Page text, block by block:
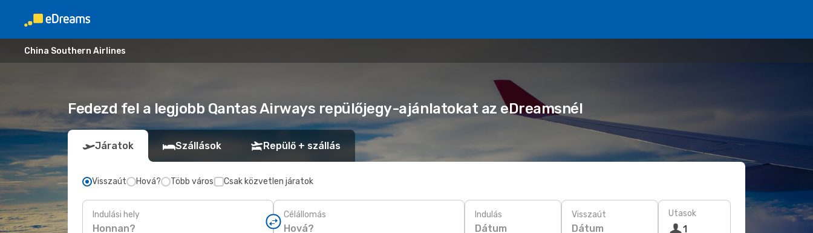
China Southern Airlines
Fedezd fel a legjobb Qantas Airways repülőjegy-ajánlatokat az eDreamsnél
Járatok Szállások Repülő + szállás
Visszaút Hová? Több város Csak közvetlen járatok
Indulási hely Célállomás Indulás
Dátum
Visszaút
Dátum
Utasok
1